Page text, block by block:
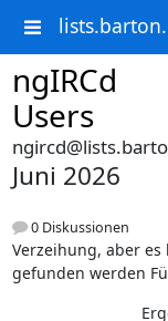
ngIRCd
Users
Juni 2026
0 Diskussionen
Verzeihung, aber
gefunden werden